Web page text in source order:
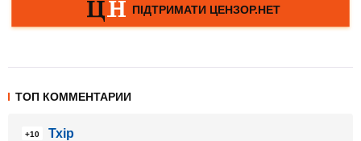
ТОП КОММЕНТАРИИ
+10
Тхір